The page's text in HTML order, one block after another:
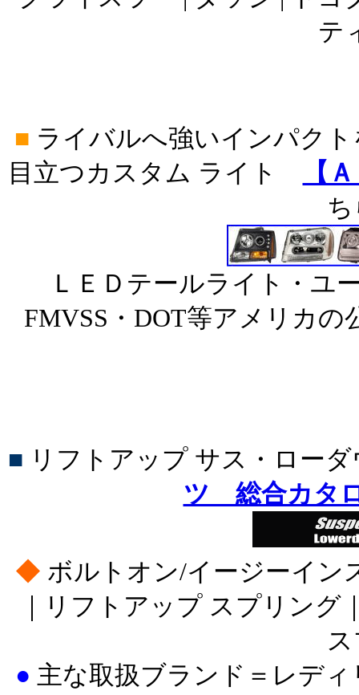
テ
■ ライバルへ強いインパク
目立つカスタム ライト
【
ＬＥＤテールライト・ユ
FMVSS・DOT等アメリカ
■ リフトアップ サス・ロー
ツ 総合カタ
◆ ボルトオン/イージーイン
｜リフトアップ スプリン
● 主な取扱ブランド＝レデ